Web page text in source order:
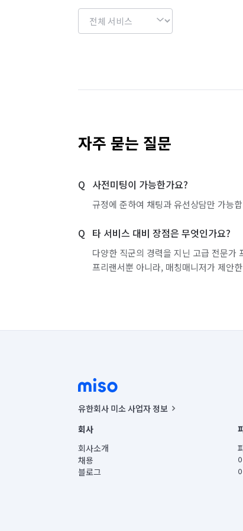
자주 묻는 질문
사전미팅이 가능한가요?
규정에 준하여 채팅과 유선상담만 가능
타 서비스 대비 장점은 무엇인가요?
다양한 직군의 경력을 지닌 고급 전문가
프리랜서뿐 아니라, 매칭매니저가 제안
유한회사 미소 사업자 정보
사업자등록번호 : 291-87-00271 | 인허가번호 :
통신판매신고번호 : 2024-서울종로-1400(공정거래
대표이사 : CHING VICTOR COLUMBIA RHEE
주소 | 본사: 서울특별시 종로구 율곡로 6(중학동, 트
컨택센터 : 서울특별시 종로구 수송동 율곡로 24, 7
회사
회사소개
채용
블로그